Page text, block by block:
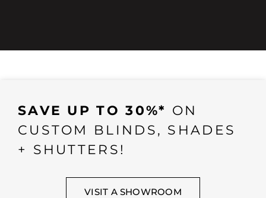
SAVE UP TO 30%* ON
CUSTOM BLINDS, SHADES
+ SHUTTERS!
VISIT A SHOWROOM